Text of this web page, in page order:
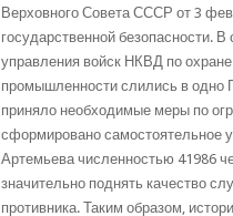
Верховного Совета СССР от 3
государственной безопасности.
управления войск НКВД по
промышленности слились в одно
приняло необходимые меры по
сформировано самостоятельное
Артемьева численностью 41986
значительно поднять качество
противника. Таким образом,